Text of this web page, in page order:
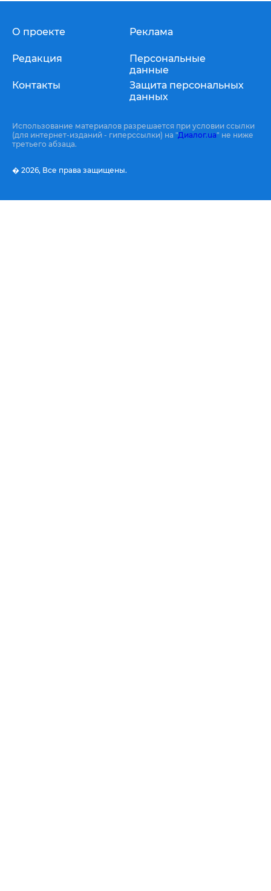
О проекте
Редакция
Контакты
Реклама
Персональные
данные
Защита персональных
данных
Использование материалов разрешается при условии ссылки
(для интернет-изданий - гиперссылки) на "Диалог.ua" не ниже
третьего абзаца.
� 2026, Все права защищены.